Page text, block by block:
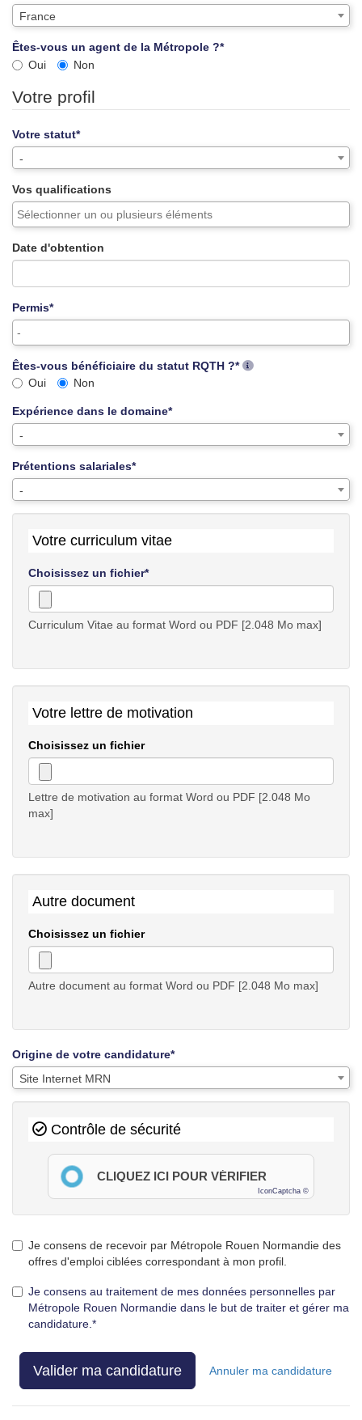
France
Êtes-vous un agent de la Métropole ?*
Oui
Non
Votre profil
Votre statut*
-
Vos qualifications
Date d'obtention
Permis*
Êtes-vous bénéficiaire du statut RQTH ?*
Oui
Non
Expérience dans le domaine*
-
Prétentions salariales*
-
Votre curriculum vitae
Choisissez un fichier*
Curriculum Vitae au format Word ou PDF [2.048 Mo max]
Votre lettre de motivation
Choisissez un fichier
Lettre de motivation au format Word ou PDF [2.048 Mo
max]
Autre document
Choisissez un fichier
Autre document au format Word ou PDF [2.048 Mo max]
Origine de votre candidature*
Site Internet MRN
Contrôle de sécurité
IconCaptcha ©
CLIQUEZ ICI POUR VÉRIFIER
Je consens de recevoir par Métropole Rouen Normandie des
offres d'emploi ciblées correspondant à mon profil.
Je consens au traitement de mes données personnelles par
Métropole Rouen Normandie dans le but de traiter et gérer ma
candidature.*
Valider ma candidature Annuler ma candidature